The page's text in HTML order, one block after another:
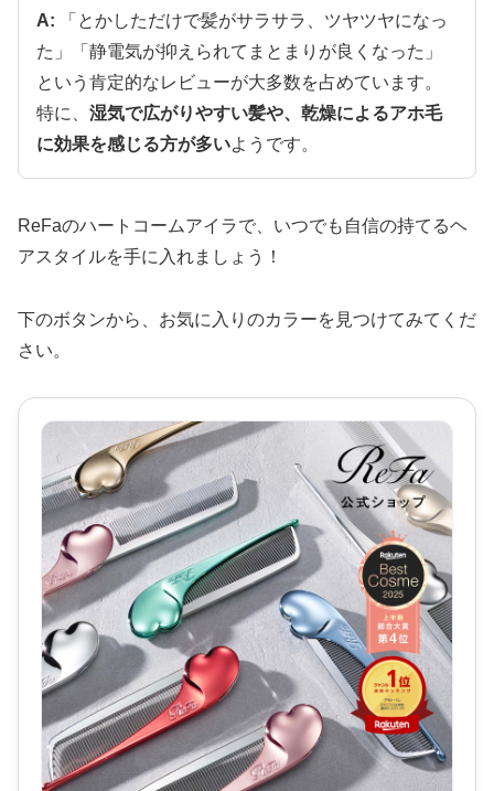
A: 「とかしただけで髪がサラサラ、ツヤツヤになっ
た」「静電気が抑えられてまとまりが良くなった」
という肯定的なレビューが大多数を占めています。
特に、 湿気で広がりやすい髪や、乾燥によるアホ毛
に効果を感じる方が多いようです。
ReFaのハートコームアイラで、いつでも自信の持てるヘ
アスタイルを手に入れましょう！
下のボタンから、お気に入りのカラーを見つけてみてくだ
さい。